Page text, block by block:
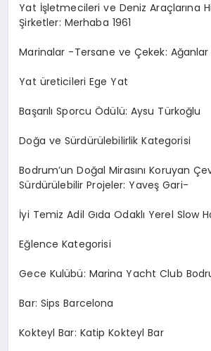
Yat İşletmecileri ve Deniz Araçlarına
Şirketler: Merhaba 1961
Marinalar -Tersane ve Çekek:
Yat üreticileri Ege Yat
Başarılı Sporcu Ödülü: Aysu Türkoğlu
Doğa ve Sürdürülebilirlik Kategorisi
Bodrum’un Doğal Mirasını Koruyan
Sürdürülebilir Projeler: Yaveş Gari-
İyi Temiz Adil Gıda Odaklı Yerel Slow
Eğlence Kategorisi
Gece Kulübü: Marina Yacht Club
Bar: Sips Barcelona
Kokteyl Bar: Katip Kokteyl Bar